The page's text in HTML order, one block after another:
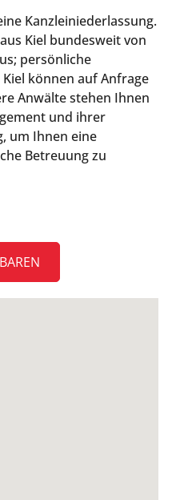
Kanzleiniederlassung.
Kiel bundesweit von
persönliche
können auf Anfrage
Anwälte stehen Ihnen
und ihrer
um Ihnen eine
Betreuung zu